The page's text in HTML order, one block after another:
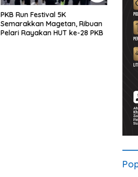
PKB Run Festival 5K
Semarakkan Magetan, Ribuan
Pelari Rayakan HUT ke-28 PKB